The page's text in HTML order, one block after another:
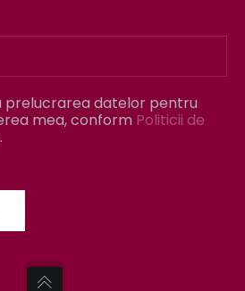
prelucrarea datelor pentru
mea, conform Politicii de
.